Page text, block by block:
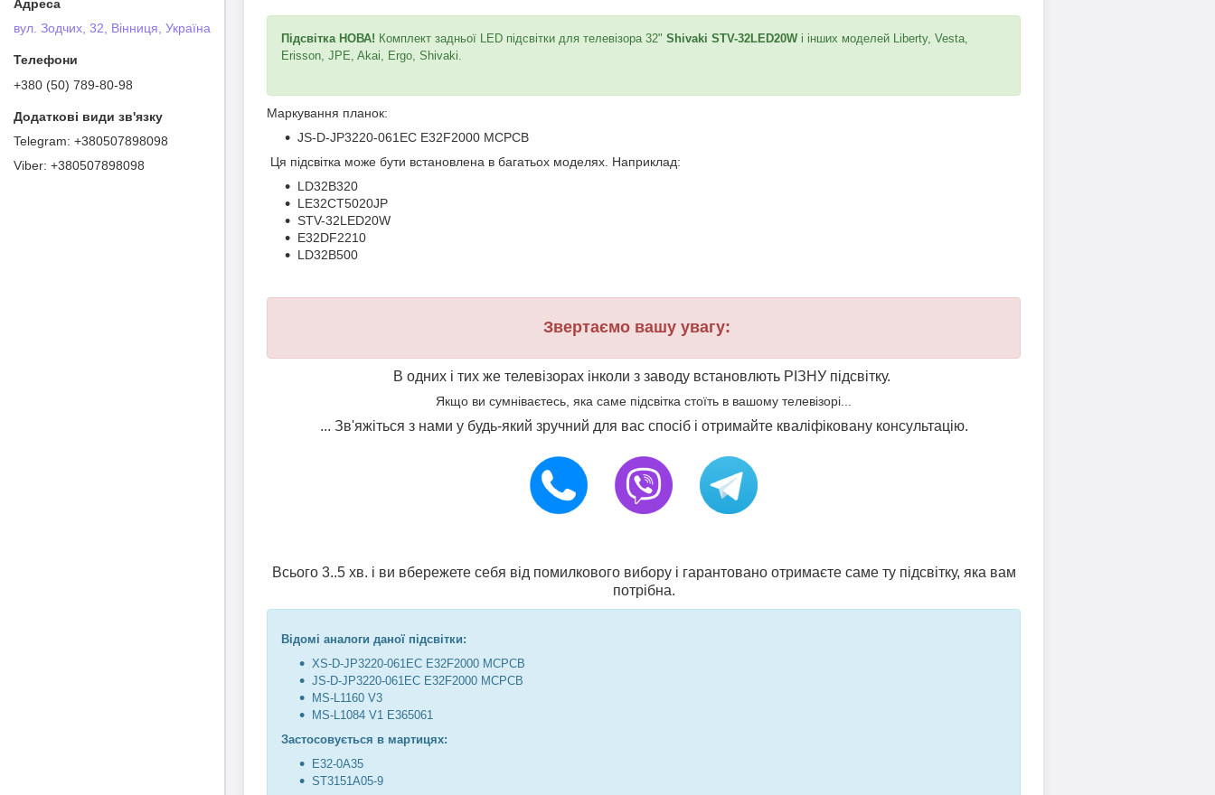
Підсвітка НОВА! Комплект задньої LED підсвітки для телевізора 32" Shivaki STV-32LED20W і інших моделей Liberty, Vesta,
Erisson, JPE, Akai, Ergo, Shivaki.
Маркування планок:
JS-D-JP3220-061EC E32F2000 MCPCB
Ця підсвітка може бути встановлена в багатьох моделях. Наприклад:
LD32B320
LE32CT5020JP
STV-32LED20W
E32DF2210
LD32B500
Звертаємо вашу увагу:
В одних і тих же телевізорах інколи з заводу встановлють РІЗНУ підсвітку.
Якщо ви сумніваєтесь, яка саме підсвітка стоїть в вашому телевізорі...
... Зв'яжіться з нами у будь-який зручний для вас спосіб і отримайте кваліфіковану консультацію.
Всього 3..5 хв. і ви вбережете себя від помилкового вибору і гарантовано отримаєте саме ту підсвітку, яка вам
потрібна.
Відомі аналоги даної підсвітки:
XS-D-JP3220-061EC E32F2000 MCPCB
JS-D-JP3220-061EC E32F2000 MCPCB
MS-L1160 V3
MS-L1084 V1 E365061
Застосовується в мартицях:
E32-0A35
ST3151A05-9
вул. Зодчих, 32, Вінниця, Україна
+380 (50) 789-80-98
+380507898098
+380507898098